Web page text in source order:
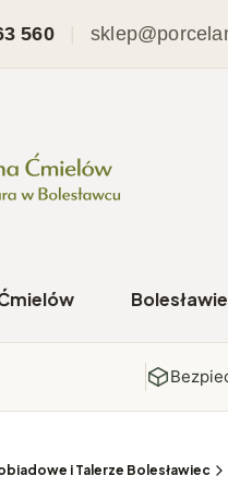
560
i Talerze Bolesławiec